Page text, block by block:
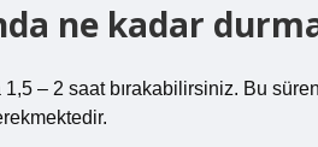
ne kadar
– 2 saat bırakabilirsiniz. Bu